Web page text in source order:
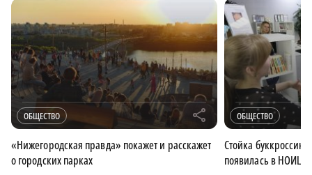
ОБЩЕСТВО r
«Нижегородская правда» покажет и расскажет
о городских парках
ОБЩЕСТВО
Стойка
появилась в НОИЦ